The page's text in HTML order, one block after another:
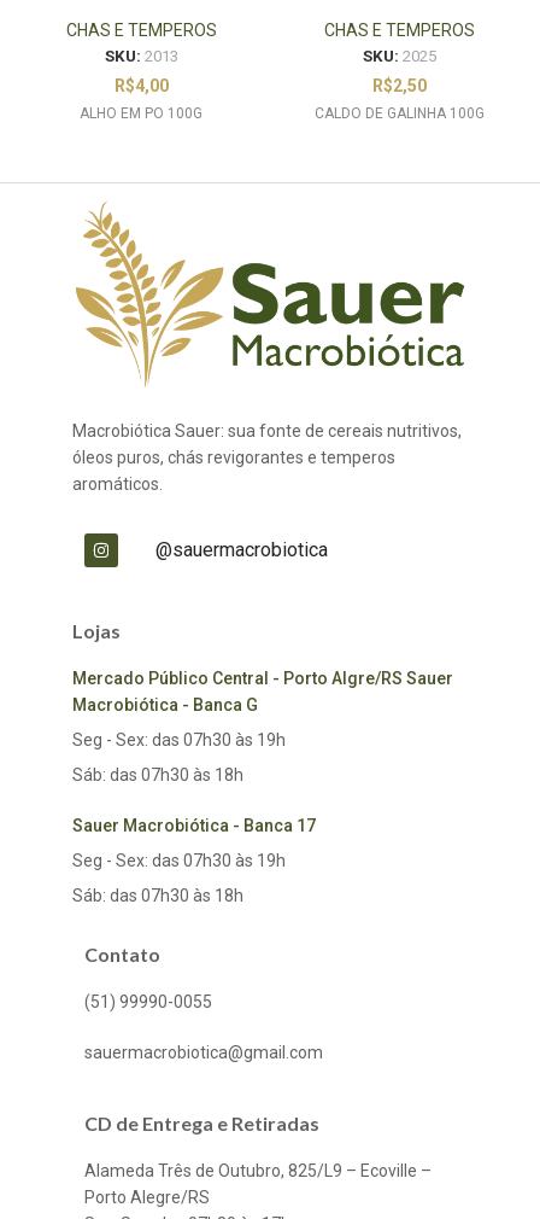
CHAS E TEMPEROS
SKU: 2013
R$4,00
ALHO EM PO 100G
CHAS E TEMPEROS
SKU: 2025
R$2,50
CALDO DE GALINHA 100G
Macrobiótica Sauer: sua fonte de cereais nutritivos,
óleos puros, chás revigorantes e temperos
aromáticos.
@sauermacrobiotica
Lojas
Mercado Público Central - Porto Algre/RS Sauer
Macrobiótica - Banca G
Seg - Sex: das 07h30 às 19h
Sáb: das 07h30 às 18h
Sauer Macrobiótica - Banca 17
Seg - Sex: das 07h30 às 19h
Sáb: das 07h30 às 18h
Contato
(51) 99990-0055
sauermacrobiotica@gmail.com
CD de Entrega e Retiradas
Alameda Três de Outubro, 825/L9 – Ecoville –
Porto Alegre/RS